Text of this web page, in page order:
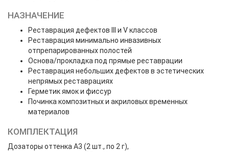
НАЗНАЧЕНИЕ
Реставрация дефектов III и V классов
Реставрация минимально инвазивных
отпрепарированных полостей
Основа/прокладка под прямые реставрации
Реставрация небольших дефектов в эстетических
непрямых реставрациях
Герметик ямок и фиссур
Починка композитных и акриловых временных
материалов
КОМПЛЕКТАЦИЯ
Дозаторы оттенка А3 (2 шт., по 2 г),